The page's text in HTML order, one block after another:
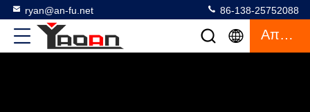
ryan@an-fu.net 86-138-25752088
Απόσπασμα